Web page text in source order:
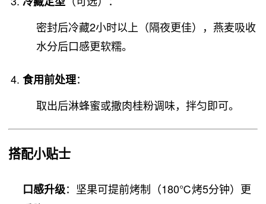
密封后冷藏2小时以上（隔夜更佳），燕麦吸收
水分后口感更软糯。
食用前处理：
取出后淋蜂蜜或撒肉桂粉调味，拌匀即可。
搭配小贴士
口感升级：坚果可提前烤制（180℃烤5分钟）更